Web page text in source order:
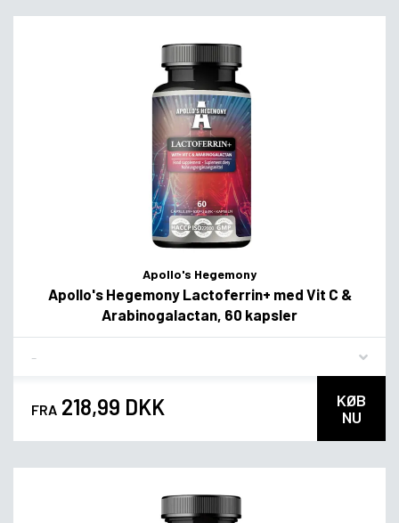
Apollo's Hegemony
Apollo's Hegemony Lactoferrin+ med Vit C &
Arabinogalactan, 60 kapsler
FRA 218,99 DKK
KØB
NU